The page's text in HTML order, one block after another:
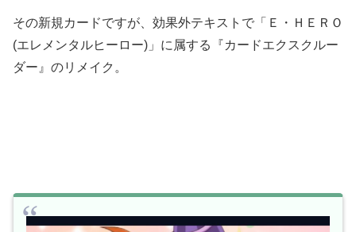
その新規カードですが、効果外テキストで「Ｅ・ＨＥＲＯ
(エレメンタルヒーロー)」に属する『カードエクスクルー
ダー』のリメイク。